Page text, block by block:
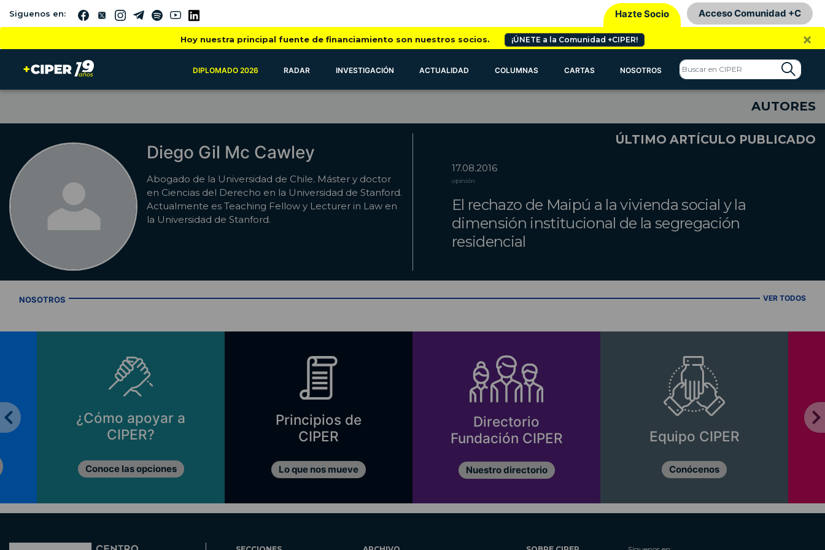
Siguenos en: Hazte Socio Acceso Comunidad +C
Hoy nuestra principal fuente de financiamiento son nuestros socios. ¡ÚNETE a la Comunidad +CIPER! ×
DIPLOMADO 2026 RADAR INVESTIGACIÓN ACTUALIDAD COLUMNAS CARTAS NOSOTROS
AUTORES
Diego Gil Mc Cawley
Abogado de la Universidad de Chile. Máster y doctor
en Ciencias del Derecho en la Universidad de Stanford.
Actualmente es Teaching Fellow y Lecturer in Law en
la Universidad de Stanford.
ÚLTIMO ARTÍCULO PUBLICADO
17.08.2016
opinión
El rechazo de Maipú a la vivienda social y la
dimensión institucional de la segregación
residencial
NOSOTROS VER TODOS
¿Cómo apoyar a
CIPER?
Conoce las opciones
Principios de
CIPER
Lo que nos mueve
Directorio
Fundación CIPER
Nuestro directorio
Equipo CIPER
Conócenos